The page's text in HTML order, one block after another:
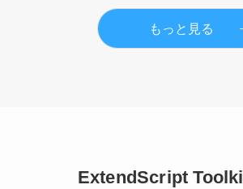
もっと見る
ExtendScript